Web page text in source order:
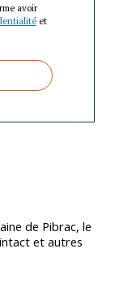
avoir
et
de Pibrac, le
et autres